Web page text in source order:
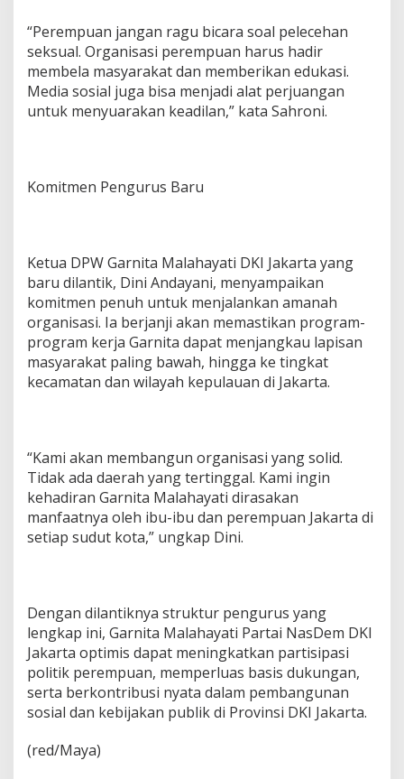
“Perempuan jangan ragu bicara soal pelecehan
seksual. Organisasi perempuan harus hadir
membela masyarakat dan memberikan edukasi.
Media sosial juga bisa menjadi alat perjuangan
untuk menyuarakan keadilan,” kata Sahroni.
Komitmen Pengurus Baru
Ketua DPW Garnita Malahayati DKI Jakarta yang
baru dilantik, Dini Andayani, menyampaikan
komitmen penuh untuk menjalankan amanah
organisasi. Ia berjanji akan memastikan program-
program kerja Garnita dapat menjangkau lapisan
masyarakat paling bawah, hingga ke tingkat
kecamatan dan wilayah kepulauan di Jakarta.
“Kami akan membangun organisasi yang solid.
Tidak ada daerah yang tertinggal. Kami ingin
kehadiran Garnita Malahayati dirasakan
manfaatnya oleh ibu-ibu dan perempuan Jakarta di
setiap sudut kota,” ungkap Dini.
Dengan dilantiknya struktur pengurus yang
lengkap ini, Garnita Malahayati Partai NasDem DKI
Jakarta optimis dapat meningkatkan partisipasi
politik perempuan, memperluas basis dukungan,
serta berkontribusi nyata dalam pembangunan
sosial dan kebijakan publik di Provinsi DKI Jakarta.
(red/Maya)